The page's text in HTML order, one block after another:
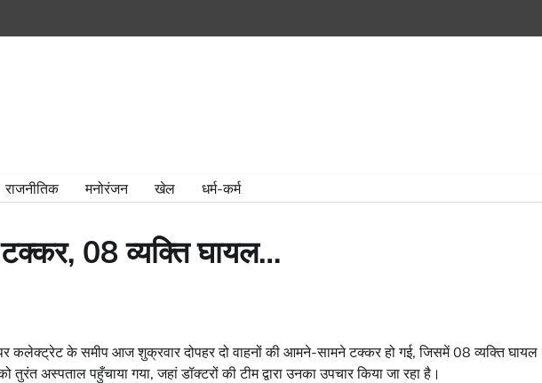
राजनीतिक मनोरंजन खेल धर्म-कर्म
टक्कर, 08 व्यक्ति घायल…
कलेक्ट्रेट के समीप आज शुक्रवार दोपहर दो वाहनों की आमने-सामने टक्कर हो गई, जिसमें 08 व्यक्ति घायल
तुरंत अस्पताल पहुँचाया गया, जहां डॉक्टरों की टीम द्वारा उनका उपचार किया जा रहा है।